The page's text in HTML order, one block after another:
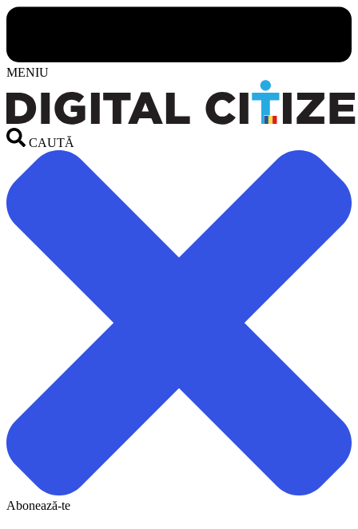
MENIU
CAUTĂ
Abonează-te